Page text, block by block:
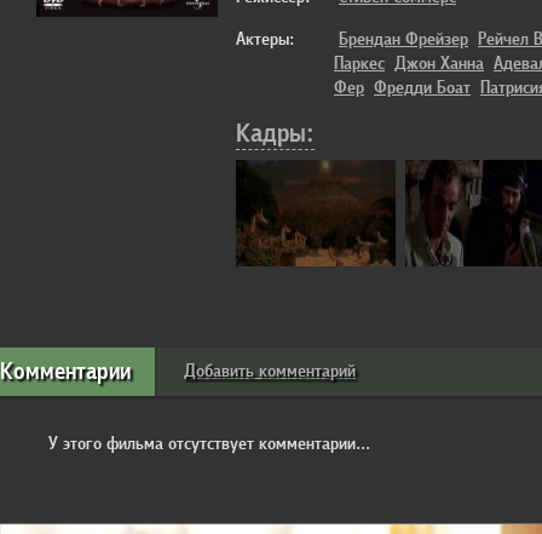
Актеры:
Брендан Фрейзер Рейчел
Паркес Джон Ханна
Фер Фредди Боат
Кадры:
Комментарии Добавить комментарий
У этого фильма отсутствует комментарии...